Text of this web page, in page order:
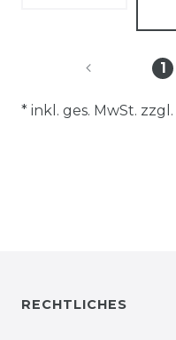
1
* inkl. ges. MwSt. zzgl.
RECHTLICHES